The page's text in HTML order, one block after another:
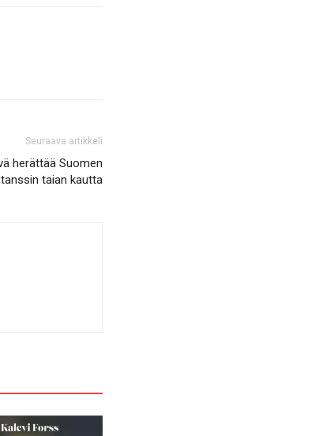
Seuraava artikkeli
herättää Suomen
taian kautta